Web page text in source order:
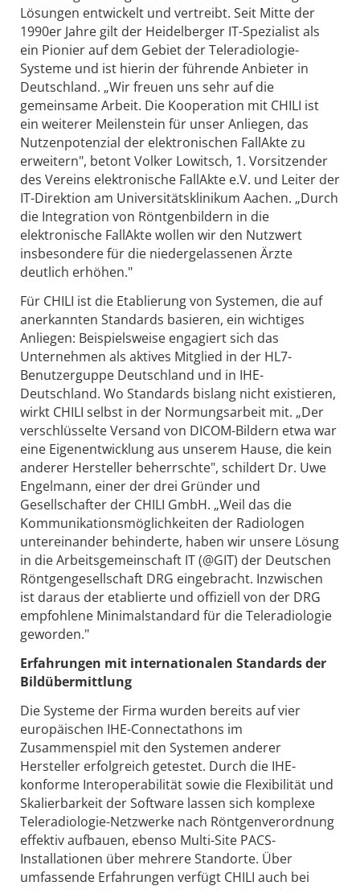
Lösungen entwickelt und vertreibt. Seit Mitte der
1990er Jahre gilt der Heidelberger IT-Spezialist als
ein Pionier auf dem Gebiet der Teleradiologie-
Systeme und ist hierin der führende Anbieter in
Deutschland. „Wir freuen uns sehr auf die
gemeinsame Arbeit. Die Kooperation mit CHILI ist
ein weiterer Meilenstein für unser Anliegen, das
Nutzenpotenzial der elektronischen FallAkte zu
erweitern", betont Volker Lowitsch, 1. Vorsitzender
des Vereins elektronische FallAkte e.V. und Leiter der
IT-Direktion am Universitätsklinikum Aachen. „Durch
die Integration von Röntgenbildern in die
elektronische FallAkte wollen wir den Nutzwert
insbesondere für die niedergelassenen Ärzte
deutlich erhöhen."
Für CHILI ist die Etablierung von Systemen, die auf
anerkannten Standards basieren, ein wichtiges
Anliegen: Beispielsweise engagiert sich das
Unternehmen als aktives Mitglied in der HL7-
Benutzerguppe Deutschland und in IHE-
Deutschland. Wo Standards bislang nicht existieren,
wirkt CHILI selbst in der Normungsarbeit mit. „Der
verschlüsselte Versand von DICOM-Bildern etwa war
eine Eigenentwicklung aus unserem Hause, die kein
anderer Hersteller beherrschte", schildert Dr. Uwe
Engelmann, einer der drei Gründer und
Gesellschafter der CHILI GmbH. „Weil das die
Kommunikationsmöglichkeiten der Radiologen
untereinander behinderte, haben wir unsere Lösung
in die Arbeitsgemeinschaft IT (@GIT) der Deutschen
Röntgengesellschaft DRG eingebracht. Inzwischen
ist daraus der etablierte und offiziell von der DRG
empfohlene Minimalstandard für die Teleradiologie
geworden."
Erfahrungen mit internationalen Standards der
Bildübermittlung
Die Systeme der Firma wurden bereits auf vier
europäischen IHE-Connectathons im
Zusammenspiel mit den Systemen anderer
Hersteller erfolgreich getestet. Durch die IHE-
konforme Interoperabilität sowie die Flexibilität und
Skalierbarkeit der Software lassen sich komplexe
Teleradiologie-Netzwerke nach Röntgenverordnung
effektiv aufbauen, ebenso Multi-Site PACS-
Installationen über mehrere Standorte. Über
umfassende Erfahrungen verfügt CHILI auch bei